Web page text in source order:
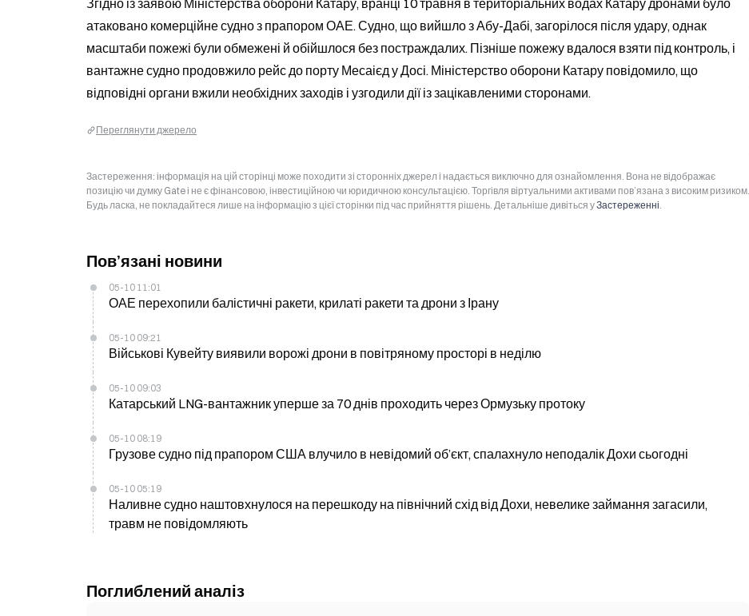
Згідно із заявою Міністерства оборони Катару, вранці 10 травня в територіальних водах Катару дронами було
атаковано комерційне судно з прапором ОАЕ. Судно, що вийшло з Абу-Дабі, загорілося після удару, однак
масштаби пожежі були обмежені й обійшлося без постраждалих. Пізніше пожежу вдалося взяти під контроль, і
вантажне судно продовжило рейс до порту Месаієд у Досі. Міністерство оборони Катару повідомило, що
відповідні органи вжили необхідних заходів і узгодили дії із зацікавленими сторонами.
Переглянути джерело
Застереження: інформація на цій сторінці може походити зі сторонніх джерел і надається виключно для ознайомлення. Вона не відображає
позицію чи думку Gate і не є фінансовою, інвестиційною чи юридичною консультацією. Торгівля віртуальними активами пов’язана з високим ризиком.
Будь ласка, не покладайтеся лише на інформацію з цієї сторінки під час прийняття рішень. Детальніше дивіться уЗастереженні.
Пов’язані новини
05-10 11:01
ОАЕ перехопили балістичні ракети, крилаті ракети та дрони з Ірану
05-10 09:21
Військові Кувейту виявили ворожі дрони в повітряному просторі в неділю
05-10 09:03
Катарський LNG-вантажник уперше за 70 днів проходить через Ормузьку протоку
05-10 08:19
Грузове судно під прапором США влучило в невідомий об’єкт, спалахнуло неподалік Дохи сьогодні
05-10 05:19
Наливне судно наштовхнулося на перешкоду на північний схід від Дохи, невелике займання загасили,
травм не повідомляють
Поглиблений аналіз